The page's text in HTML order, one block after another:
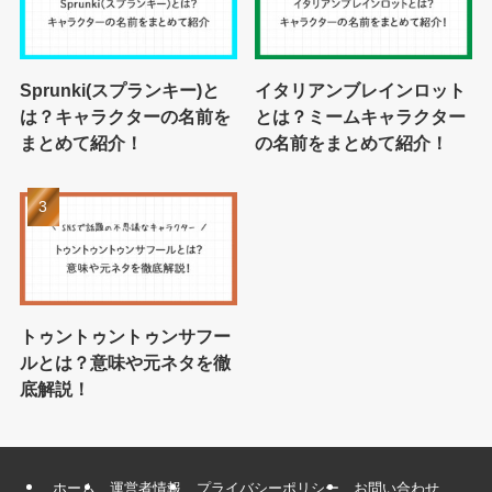
Sprunki(スプランキー)と
は？キャラクターの名前を
まとめて紹介！
イタリアンブレインロット
とは？ミームキャラクター
の名前をまとめて紹介！
トゥントゥントゥンサフー
ルとは？意味や元ネタを徹
底解説！
ホーム 運営者情報 プライバシーポリシー お問い合わせ